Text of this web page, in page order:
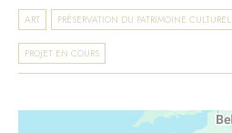
ART PRÉSERVATION DU PATRIMOINE CULTUREL
PROJET EN COURS